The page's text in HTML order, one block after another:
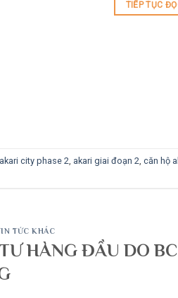
TIẾP TỤC
akari city phase 2 akari giai đoạn 2 căn hộ
TỨC KHÁC
HÀNG ĐẦU DO